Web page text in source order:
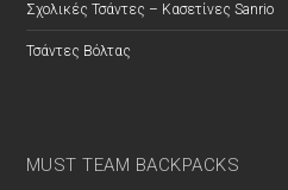
Σχολικές Τσάντες – Κασετίνες Sanrio
Τσάντες Βόλτας
MUST TEAM BACKPACKS